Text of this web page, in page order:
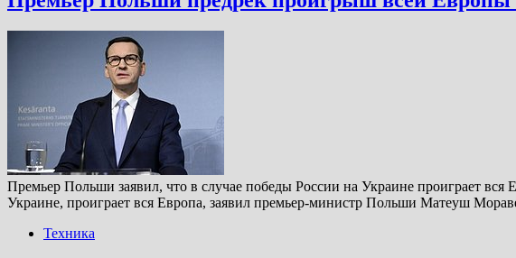
Премьер Польши заявил, что в случае победы России на Украине проиграет
Украине, проиграет вся Европа, заявил премьер-министр Польши Матеуш
Техника